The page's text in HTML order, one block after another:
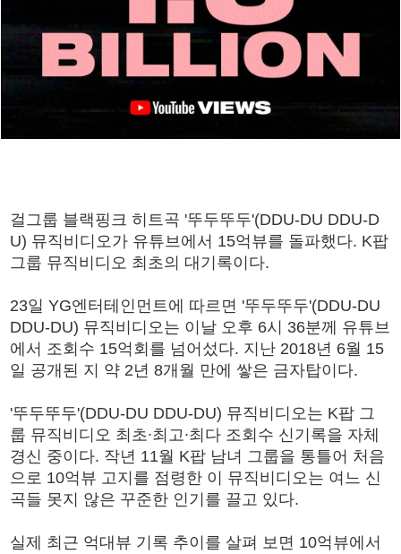
걸그룹 블랙핑크 히트곡 '뚜두뚜두'(DDU-DU DDU-D
U) 뮤직비디오가 유튜브에서 15억뷰를 돌파했다. K팝
그룹 뮤직비디오 최초의 대기록이다.
23일 YG엔터테인먼트에 따르면 '뚜두뚜두'(DDU-DU
DDU-DU) 뮤직비디오는 이날 오후 6시 36분께 유튜브
에서 조회수 15억회를 넘어섰다. 지난 2018년 6월 15
일 공개된 지 약 2년 8개월 만에 쌓은 금자탑이다.
'뚜두뚜두'(DDU-DU DDU-DU) 뮤직비디오는 K팝 그
룹 뮤직비디오 최초∙최고∙최다 조회수 신기록을 자체
경신 중이다. 작년 11월 K팝 남녀 그룹을 통틀어 처음
으로 10억뷰 고지를 점령한 이 뮤직비디오는 여느 신
곡들 못지 않은 꾸준한 인기를 끌고 있다.
실제 최근 억대뷰 기록 추이를 살펴 보면 10억뷰에서